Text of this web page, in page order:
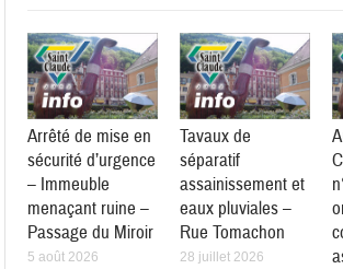
Arrêté de mise en
sécurité d’urgence
– Immeuble
menaçant ruine –
Passage du Miroir
5 août 2026
Tavaux de
séparatif
assainissement et
eaux pluviales –
Rue Tomachon
28 juillet 2026